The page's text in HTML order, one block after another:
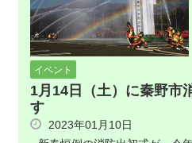
イベント
1月14日（土）に秦野市
す
2023年01月10日